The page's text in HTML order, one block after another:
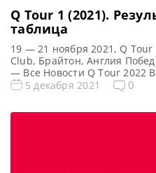
Q Tour 1 (2021).
таблица
19 — 21 ноября 2021, Q Tour
Club, Брайтон, Англия
— Все Новости Q Tour 2022
Tour 1 (2021) Квалификация
5 декабря 2021 0